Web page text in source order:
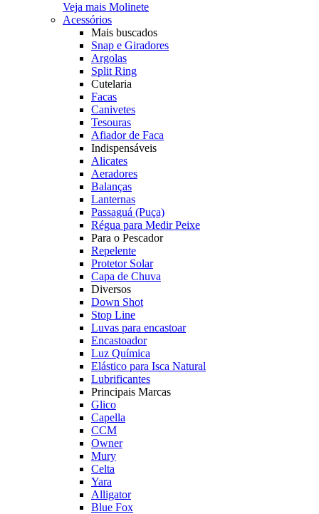
Veja mais Molinete
Acessórios
Mais buscados
Snap e Giradores
Argolas
Split Ring
Cutelaria
Facas
Canivetes
Tesouras
Afiador de Faca
Indispensáveis
Alicates
Aeradores
Balanças
Lanternas
Passaguá (Puça)
Régua para Medir Peixe
Para o Pescador
Repelente
Protetor Solar
Capa de Chuva
Diversos
Down Shot
Stop Line
Luvas para encastoar
Encastoador
Luz Química
Elástico para Isca Natural
Lubrificantes
Principais Marcas
Glico
Capella
CCM
Owner
Mury
Celta
Yara
Alligator
Blue Fox